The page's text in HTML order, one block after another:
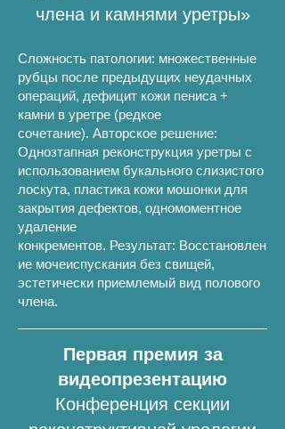
члена и камнями уретры»
Сложность патологии: множественные
рубцы после предыдущих неудачных
операций, дефицит кожи пениса +
камни в уретре (редкое
сочетание). Авторское решение:
Однозтапная реконструкция уретры с
использованием букального слизистого
лоскута, пластика кожи мошонки для
закрытия дефектов, одномоментное
удаление
конкрементов. Результат: Восстановлен
ие мочеиспускания без свищей,
эстетически приемлемый вид полового
члена.
Первая премия за
видеопрезентацию
Конференция секции